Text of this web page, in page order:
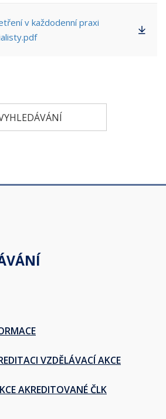
v každodenní praxi
VZDĚLÁVACÍ AKCE
AKREDITOVANÉ ČLK